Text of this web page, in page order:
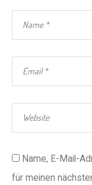
Name, E-Mail-
für meinen